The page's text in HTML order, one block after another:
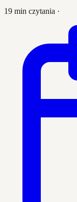
19 min czytania ·